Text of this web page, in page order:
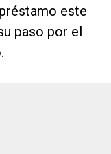
este
paso por el